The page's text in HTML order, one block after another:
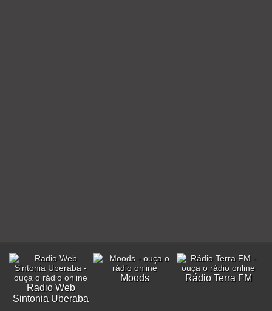
Radio Web
Sintonia Uberaba
Moods Rádio Terra FM